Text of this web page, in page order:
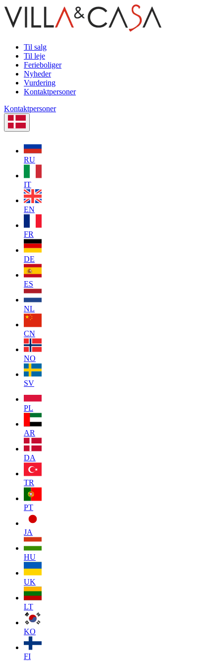
Til salg
Til leje
Ferieboliger
Nyheder
Vurdering
Kontaktpersoner
Kontaktpersoner
RU
IT
EN
FR
DE
ES
NL
CN
NO
SV
PL
AR
DA
TR
PT
JA
HU
UK
LT
KO
FI